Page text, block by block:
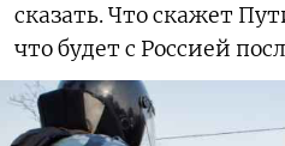
сказать. Что скажет
что будет с Россией